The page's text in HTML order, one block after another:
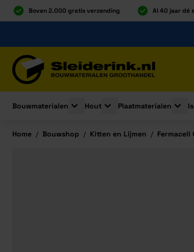
Boven 2.000 gratis verzending Al 40 jaar dé
Bouwmaterialen
Toggle submenu for Bouwmaterialen
Hout
Toggle submenu for Hout
Plaatmaterialen
Home / Bouwshop / Kitten en Lijmen / Fermacell